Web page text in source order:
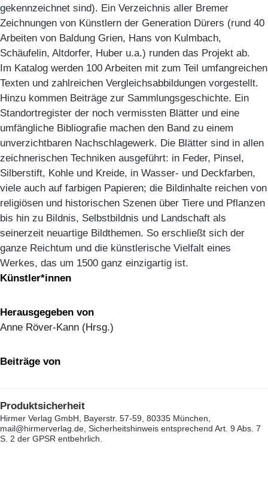
gekennzeichnet sind). Ein Verzeichnis aller Bremer
Zeichnungen von Künstlern der Generation Dürers (rund 40
Arbeiten von Baldung Grien, Hans von Kulmbach,
Schäufelin, Altdorfer, Huber u.a.) runden das Projekt ab.
Im Katalog werden 100 Arbeiten mit zum Teil umfangreichen
Texten und zahlreichen Vergleichsabbildungen vorgestellt.
Hinzu kommen Beiträge zur Sammlungsgeschichte. Ein
Standortregister der noch vermissten Blätter und eine
umfängliche Bibliografie machen den Band zu einem
unverzichtbaren Nachschlagewerk. Die Blätter sind in allen
zeichnerischen Techniken ausgeführt: in Feder, Pinsel,
Silberstift, Kohle und Kreide, in Wasser- und Deckfarben,
viele auch auf farbigen Papieren; die Bildinhalte reichen von
religiösen und historischen Szenen über Tiere und Pflanzen
bis hin zu Bildnis, Selbstbildnis und Landschaft als
seinerzeit neuartige Bildthemen. So erschließt sich der
ganze Reichtum und die künstlerische Vielfalt eines
Werkes, das um 1500 ganz einzigartig ist.
Künstler*innen
Herausgegeben von
Anne Röver-Kann (Hrsg.)
Beiträge von
Produktsicherheit
Hirmer Verlag GmbH, Bayerstr. 57-59, 80335 München,
mail@hirmerverlag.de, Sicherheitshinweis entsprechend Art. 9 Abs. 7
S. 2 der GPSR entbehrlich.